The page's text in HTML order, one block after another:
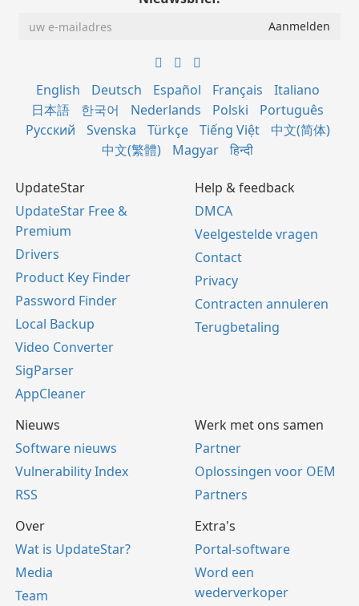
English Deutsch Español Français
Italiano
日本語
한국어 Nederlands Polski
Português
Русский
Svenska Türkçe Tiếng Việt
中文(简体)
中文(繁體)
Magyar हिन्दी
UpdateStar
UpdateStar Free &
Premium
Drivers
Product Key Finder
Password Finder
Local Backup
Video Converter
SigParser
AppCleaner
Help & feedback
DMCA
Veelgestelde vragen
Contact
Privacy
Contracten annuleren
Terugbetaling
Nieuws
Software nieuws
Vulnerability Index
RSS
Werk met ons samen
Partner
Oplossingen voor OEM
Partners
Over
Wat is UpdateStar?
Media
Team
Extra's
Portal-software
Word een
wederverkoper